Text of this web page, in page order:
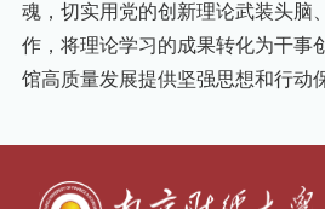
魂，切实用党的创新理论武装头脑
作，将理论学习的成果转化为干事
馆高质量发展提供坚强思想和行动